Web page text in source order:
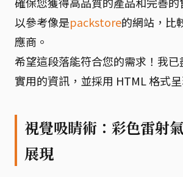
以參考像是packstore的網站，比
應商。
希望這段落能符合您的需求！我已
實用的資訊，並採用 HTML 格式呈
視覺吸睛術：彩色雷射
展現